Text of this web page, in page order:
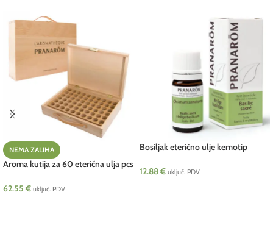
NEMA ZALIHA
Aroma kutija za 60 eterična ulja pcs
62.55 € uključ. PDV
Bosiljak eterično ulje kemotip
12.88€ uključ. PDV